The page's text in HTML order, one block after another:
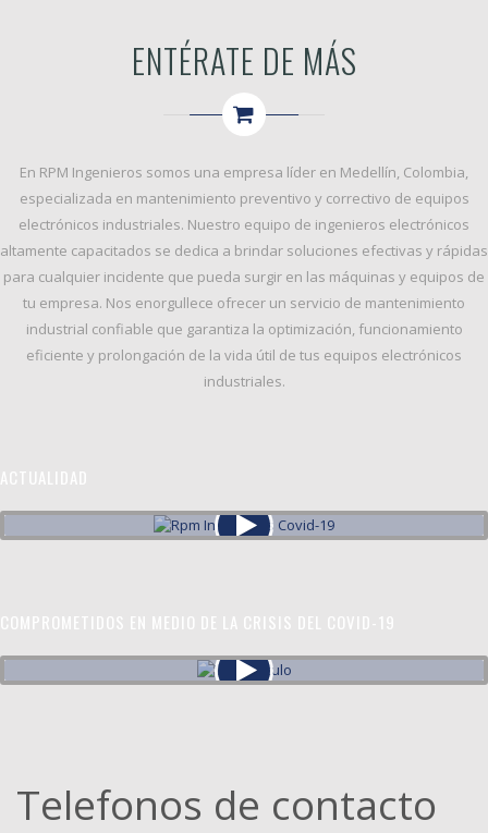
ENTÉRATE DE MÁS
En RPM Ingenieros somos una empresa líder en Medellín, Colombia,
especializada en mantenimiento preventivo y correctivo de equipos
electrónicos industriales. Nuestro equipo de ingenieros electrónicos
altamente capacitados se dedica a brindar soluciones efectivas y rápidas
para cualquier incidente que pueda surgir en las máquinas y equipos de
tu empresa. Nos enorgullece ofrecer un servicio de mantenimiento
industrial confiable que garantiza la optimización, funcionamiento
eficiente y prolongación de la vida útil de tus equipos electrónicos
industriales.
ACTUALIDAD
COMPROMETIDOS EN MEDIO DE LA CRISIS DEL COVID-19
Telefonos de contacto